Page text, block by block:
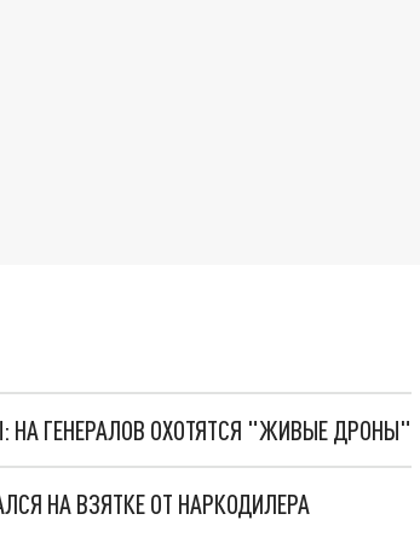
НА ГЕНЕРАЛОВ ОХОТЯТСЯ "ЖИВЫЕ ДРОНЫ"
НА ВЗЯТКЕ ОТ НАРКОДИЛЕРА